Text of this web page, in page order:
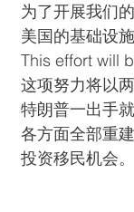
为了开展我们
美国的基础设
This effort will
这项努力将以
特朗普一出手
各方面全部重
投资移民机会